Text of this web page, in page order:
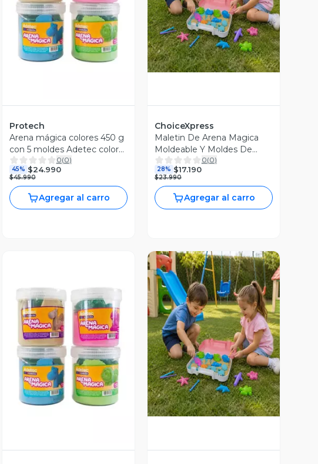
Vista Previa
Protech
Arena mágica colores 450 g
con 5 moldes Adetec color
rosado
0(0)
45% $24.990
$45.990
Agregar al carro
ChoiceXpress
Maletin De Arena Magica
Moldeable Y Moldes De
Animales Marinos
0(0)
28% $17.190
$23.990
Agregar al carro
Vista Previa
Vista Previa